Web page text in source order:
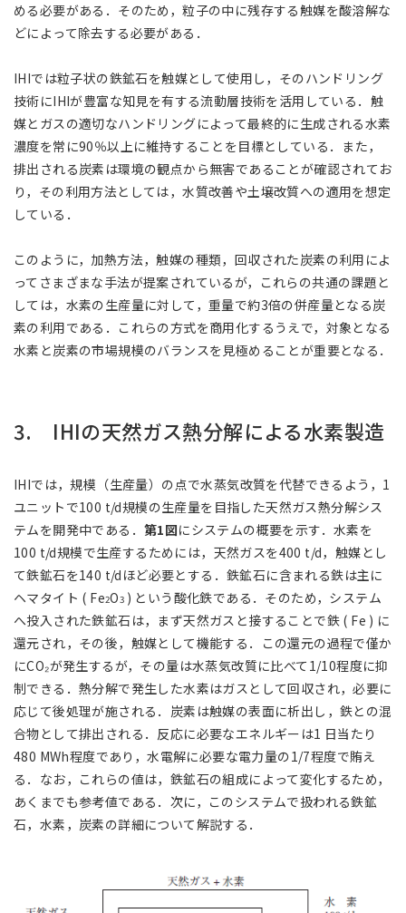
める必要がある．そのため，粒子の中に残存する触媒を酸溶解な
どによって除去する必要がある．
IHIでは粒子状の鉄鉱石を触媒として使用し，そのハンドリング
技術にIHIが豊富な知見を有する流動層技術を活用している．触
媒とガスの適切なハンドリングによって最終的に生成される水素
濃度を常に90％以上に維持することを目標としている．また，
排出される炭素は環境の観点から無害であることが確認されてお
り，その利用方法としては，水質改善や土壌改質への適用を想定
している．
このように，加熱方法，触媒の種類，回収された炭素の利用によ
ってさまざまな手法が提案されているが，これらの共通の課題と
しては，水素の生産量に対して，重量で約3倍の併産量となる炭
素の利用である．これらの方式を商用化するうえで，対象となる
水素と炭素の市場規模のバランスを見極めることが重要となる．
3. IHIの天然ガス熱分解による水素製造
IHIでは，規模（生産量）の点で水蒸気改質を代替できるよう，1
ユニットで100 t/d規模の生産量を目指した天然ガス熱分解シス
テムを開発中である． 第1図にシステムの概要を示す．水素を
100 t/d規模で生産するためには，天然ガスを400 t/d，触媒とし
て鉄鉱石を140 t/dほど必要とする．鉄鉱石に含まれる鉄は主に
ヘマタイト ( Fe2O3 ) という酸化鉄である．そのため，システム
へ投入された鉄鉱石は，まず天然ガスと接することで鉄 ( Fe ) に
還元され，その後，触媒として機能する．この還元の過程で僅か
にCO₂が発生するが，その量は水蒸気改質に比べて1/10程度に抑
制できる．熱分解で発生した水素はガスとして回収され，必要に
応じて後処理が施される．炭素は触媒の表面に析出し，鉄との混
合物として排出される．反応に必要なエネルギーは1 日当たり
480 MWh程度であり，水電解に必要な電力量の1/7程度で賄え
る．なお，これらの値は，鉄鉱石の組成によって変化するため，
あくまでも参考値である．次に，このシステムで扱われる鉄鉱
石，水素，炭素の詳細について解説する．